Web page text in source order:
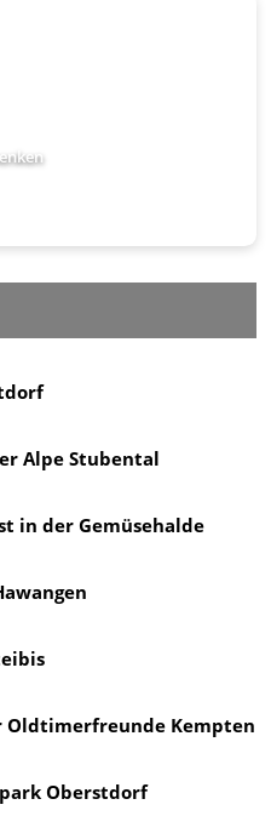
Alpe Stubental
in der Gemüsehalde
Oldtimerfreunde Kempten
Oberstdorf